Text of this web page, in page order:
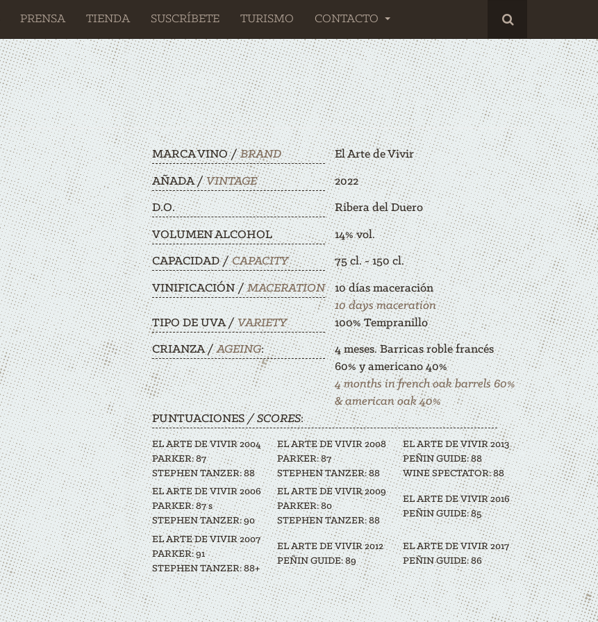
PRENSA TIENDA SUSCRÍBETE TURISMO CONTACTO
MARCA VINO /BRAND El Arte de Vivir
AÑADA /VINTAGE 2022
D.O. Ribera del Duero
VOLUMEN ALCOHOL 14% vol.
CAPACIDAD /CAPACITY 75 cl. - 150 cl.
VINIFICACIÓN /MACERATION
10 días maceración
10 days maceration
TIPO DE UVA /VARIETY 100% Tempranillo
CRIANZA /AGEING:
4 meses. Barricas roble francés
60% y americano 40%
4 months in french oak barrels 60%
& american oak 40%
PUNTUACIONES/ SCORES:
EL ARTE DE VIVIR 2004
PARKER: 87
STEPHEN TANZER: 88
EL ARTE DE VIVIR 2008
PARKER: 87
STEPHEN TANZER: 88
EL ARTE DE VIVIR 2013
PEÑIN GUIDE: 88
WINE SPECTATOR: 88
EL ARTE DE VIVIR 2006
PARKER: 87 s
STEPHEN TANZER: 90
EL ARTE DE VIVIR 2009
PARKER: 80
STEPHEN TANZER: 88
EL ARTE DE VIVIR 2016
PEÑIN GUIDE: 85
EL ARTE DE VIVIR 2007
PARKER: 91
STEPHEN TANZER: 88+
EL ARTE DE VIVIR 2012
PEÑIN GUIDE: 89
EL ARTE DE VIVIR 2017
PEÑIN GUIDE: 86